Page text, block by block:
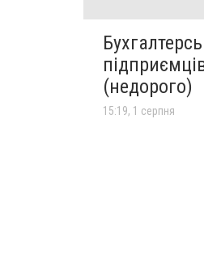
(недорого)
15:19, 1 серпня